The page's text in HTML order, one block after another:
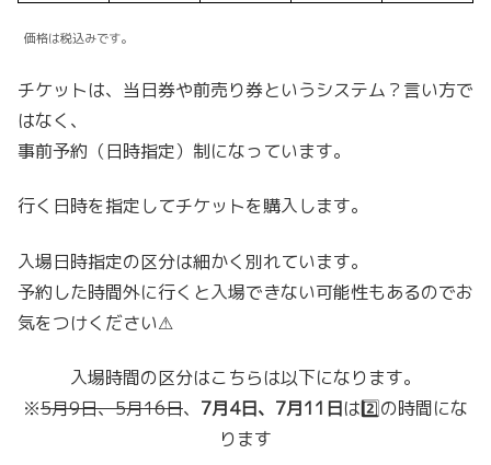
価格は税込みです。
チケットは、当日券や前売り券というシステム？言い方で
はなく、
事前予約（日時指定）制になっています。
行く日時を指定してチケットを購入します。
入場日時指定の区分は細かく別れています。
予約した時間外に行くと入場できない可能性もあるのでお
気をつけください⚠
入場時間の区分はこちらは以下になります。
※5月9日、5月16日、 7月4日、7月11日は2️⃣の時間にな
ります